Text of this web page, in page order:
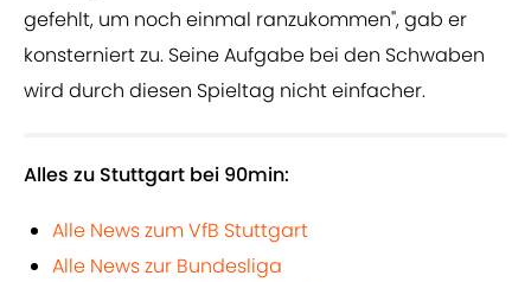
gefehlt, um noch einmal ranzukommen", gab er
konsterniert zu. Seine Aufgabe bei den Schwaben
wird durch diesen Spieltag nicht einfacher.
Alles zu Stuttgart bei 90min:
Alle News zum VfB Stuttgart
Alle News zur Bundesliga